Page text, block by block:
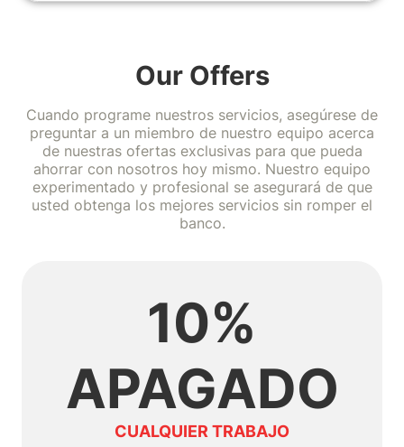
Our Offers
Cuando programe nuestros servicios, asegúrese de
preguntar a un miembro de nuestro equipo acerca
de nuestras ofertas exclusivas para que pueda
ahorrar con nosotros hoy mismo. Nuestro equipo
experimentado y profesional se asegurará de que
usted obtenga los mejores servicios sin romper el
banco.
10%
APAGADO
CUALQUIER TRABAJO